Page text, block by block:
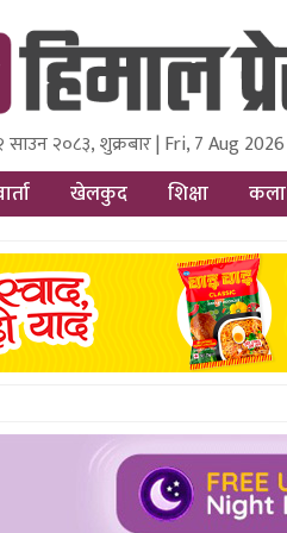
Press
Media and Research Pvt Ltd.
साउन २०८३, शुक्रबार | Fri, 7 Aug 2026
खेलकुद शिक्षा कला